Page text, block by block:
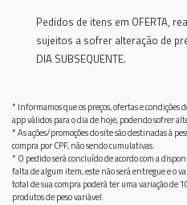
Pedidos de itens em OFERTA,
sujeitos a sofrer alteração de
DIA SUBSEQUENTE.
* Informamos que os preços, ofertas e
app válidos para o dia de hoje, podendo sofrer
* As ações/promoções do site são destinadas à
compra por CPF, não sendo cumulativas.
* O pedido será concluído de acordo com a
falta de algum item, este não será entregue e o
total de sua compra poderá ter uma variação de
produtos de peso variável.